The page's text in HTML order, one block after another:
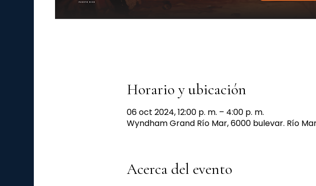
Horario y ubicación
06 oct 2024, 12:00 p. m. – 4:00 p. m.
Wyndham Grand Río Mar, 6000 bulevar. Río
Acerca del evento